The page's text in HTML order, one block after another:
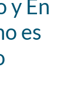
y En
es